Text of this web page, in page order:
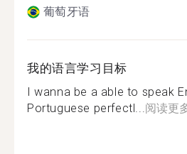
葡萄牙语
我的语言学习目标
I wanna be a able to speak
Portuguese perfectl...阅读更